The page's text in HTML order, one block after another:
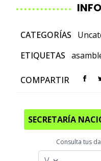
CATEGORÍAS
ETIQUETAS
COMPARTIR
SECRETARÍA
Consulta tus